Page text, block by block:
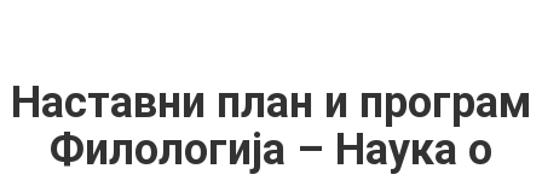
Наставни план и програм
Филологија – Наука о